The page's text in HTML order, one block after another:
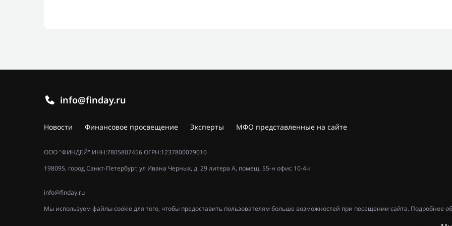
info@finday.ru
Новости Финансовое просвещение Эксперты МФО представленные на сайте
ООО "ФИНДЕЙ" ИНН:7805807456 ОГРН:1237800079010
198095, город Санкт-Петербург, ул Ивана Черных, д. 29 литера А, помещ. 55-н офис 10-4ч
info@finday.ru
Мы используем файлы cookie для того, чтобы предоставить пользователям больше возможностей при посещении сайта. Подробнее